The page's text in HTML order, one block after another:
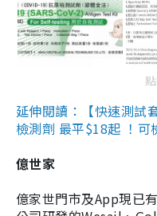
延伸閱讀：【快速測試
檢測劑 最平$18起 ！
億世家
億家世門市及App現已